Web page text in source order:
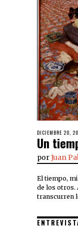
DICIEMBRE 20,
Un
porJuan
El tiempo,
de los otros.
transcurren